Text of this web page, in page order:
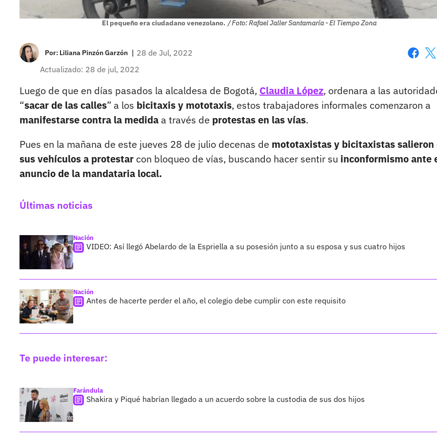
El pequeño era ciudadano venezolano. / Foto: Rafael Jaller Santamaría - El Tiempo Zona
Por: Liliana Pinzón Garzón | 28 de Jul, 2022
Actualizado: 28 de jul, 2022
Luego de que en días pasados la alcaldesa de Bogotá, Claudia López, ordenara a las
“sacar de las calles” a los bicitaxis y mototaxis, estos trabajadores informales comenzaron a
manifestarse contra la medida a través de protestas en las vías.
Pues en la mañana de este jueves 28 de julio decenas de mototaxistas y bicitaxistas salieron
sus vehículos a protestar con bloqueo de vías, buscando hacer sentir su inconformismo ante
anuncio de la mandataria local.
Últimas noticias
Nación
VIDEO: Así llegó Abelardo de la Espriella a su posesión junto a su esposa y sus cuatro hijos
Nación
Antes de hacerte perder el año, el colegio debe cumplir con este requisito
Te puede interesar:
Farándula
Shakira y Piqué habrían llegado a un acuerdo sobre la custodia de sus dos hijos